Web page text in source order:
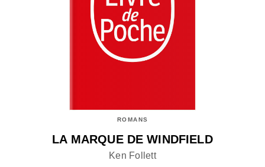
ROMANS
LA MARQUE DE WINDFIELD
Ken Follett